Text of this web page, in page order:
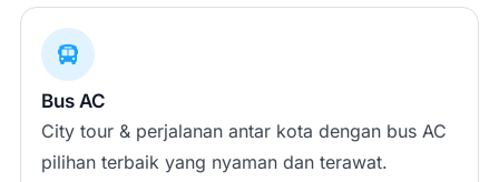
Bus AC
City tour & perjalanan antar kota dengan bus AC
pilihan terbaik yang nyaman dan terawat.